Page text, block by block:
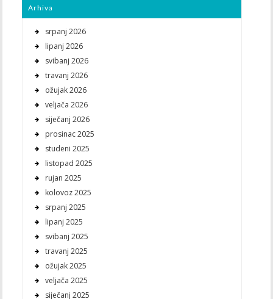
Arhiva
srpanj 2026
lipanj 2026
svibanj 2026
travanj 2026
ožujak 2026
veljača 2026
siječanj 2026
prosinac 2025
studeni 2025
listopad 2025
rujan 2025
kolovoz 2025
srpanj 2025
lipanj 2025
svibanj 2025
travanj 2025
ožujak 2025
veljača 2025
siječanj 2025